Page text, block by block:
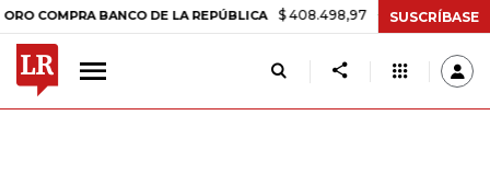
BANCO DE LA REPÚBLICA $ 408.498,97 +$ 8.753,81 +2,19%
SUSCRÍBASE